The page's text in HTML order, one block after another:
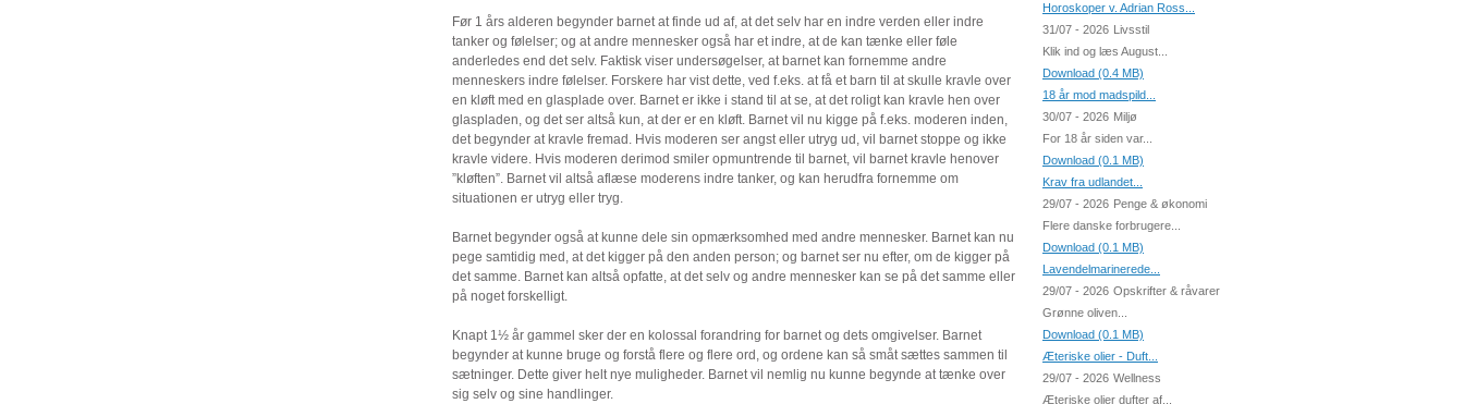
Før 1 års alderen begynder barnet at finde ud af, at det selv har en indre verden eller indre
tanker og følelser; og at andre mennesker også har et indre, at de kan tænke eller føle
anderledes end det selv. Faktisk viser undersøgelser, at barnet kan fornemme andre
menneskers indre følelser. Forskere har vist dette, ved f.eks. at få et barn til at skulle kravle over
en kløft med en glasplade over. Barnet er ikke i stand til at se, at det roligt kan kravle hen over
glaspladen, og det ser altså kun, at der er en kløft. Barnet vil nu kigge på f.eks. moderen inden,
det begynder at kravle fremad. Hvis moderen ser angst eller utryg ud, vil barnet stoppe og ikke
kravle videre. Hvis moderen derimod smiler opmuntrende til barnet, vil barnet kravle henover
”kløften”. Barnet vil altså aflæse moderens indre tanker, og kan herudfra fornemme om
situationen er utryg eller tryg.
Barnet begynder også at kunne dele sin opmærksomhed med andre mennesker. Barnet kan nu
pege samtidig med, at det kigger på den anden person; og barnet ser nu efter, om de kigger på
det samme. Barnet kan altså opfatte, at det selv og andre mennesker kan se på det samme eller
på noget forskelligt.
Knapt 1½ år gammel sker der en kolossal forandring for barnet og dets omgivelser. Barnet
begynder at kunne bruge og forstå flere og flere ord, og ordene kan så småt sættes sammen til
sætninger. Dette giver helt nye muligheder. Barnet vil nemlig nu kunne begynde at tænke over
sig selv og sine handlinger.
Horoskoper v. Adrian Ross...
31/07 - 2026 Livsstil
Klik ind og læs August...
Download (0.4 MB)
18 år mod madspild...
30/07 - 2026 Miljø
For 18 år siden var...
Download (0.1 MB)
Krav fra udlandet...
29/07 - 2026 Penge & økonomi
Flere danske forbrugere...
Download (0.1 MB)
Lavendelmarinerede...
29/07 - 2026 Opskrifter & råvarer
Grønne oliven...
Download (0.1 MB)
Æteriske olier - Duft...
29/07 - 2026 Wellness
Æteriske olier dufter af...